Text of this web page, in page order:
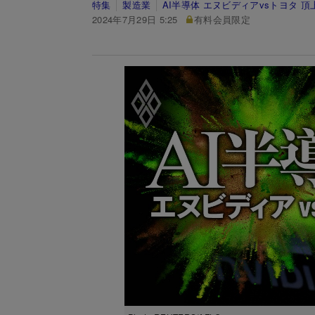
特集 製造業
AI半導体 エヌビディアvsトヨタ 頂
2024年7月29日 5:25
有料会員限定